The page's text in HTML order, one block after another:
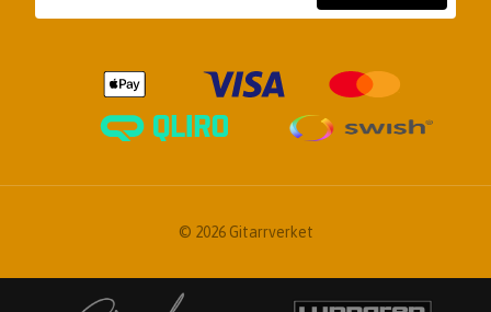
© 2026 Gitarrverket